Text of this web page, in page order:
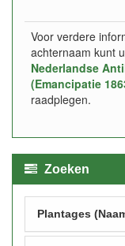
Voor verdere
achternaam kunt
Nederlandse
(Emancipatie
raadplegen.
Zoeken
Plantages